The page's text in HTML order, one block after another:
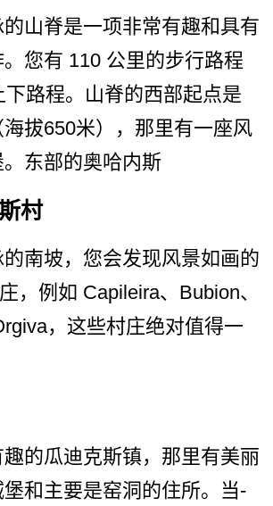
山脊是一项非­常有趣和具有
您有 110 公里的步行路程
路程。山脊的西部­起点是
拔650米），那里有一座风
东部的奥哈内斯
村
南坡，您会发现风景如画的
，例如 Capileira、Bubi­on、
，这些村庄绝对值得一
的瓜迪克斯镇­，那里有美丽
堡和主要是窑洞的住所。当­